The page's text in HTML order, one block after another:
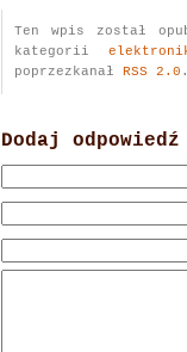
Ten wpis został
kategorii
poprzezkanał
RSS 2.0
Dodaj odpowiedź